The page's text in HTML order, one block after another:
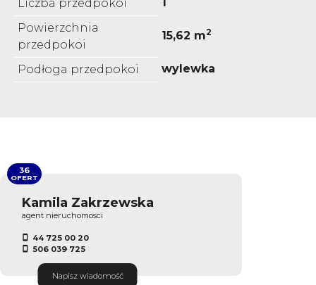
Liczba przedpokoi
Powierzchnia
przedpokoi
15,62 m2
Podłoga przedpokoi wylewka
Kamila Zakrzewska
agent nieruchomosci
44 725 00 20
506 039 725
Napisz wiadomość
36
OFERT